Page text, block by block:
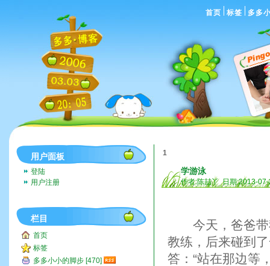
首页 标签 多多
1
学游泳
作者:陈喆丫 日期:2013-
今天，爸爸带
教练，后来碰到
答：“站在那边等
用户面板
登陆
用户注册
栏目
首页
标签
多多小小的脚步 [470]